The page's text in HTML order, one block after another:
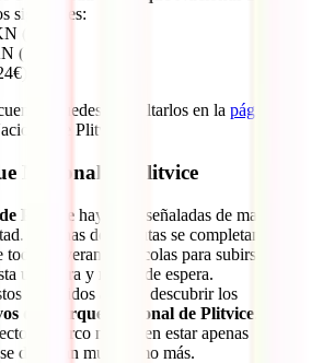
siguientes:
(7,5)
(15€)
puedes consultarlos en la página
de Plitvice.
Nacional de Plitvice
Plitvice hay rutas señaladas de mayor o
Algunas de las rutas se completan con
todo en verano, las colas para subirse a
una hora y media de espera.
recorridos a pie y descubrir los
del Parque Nacional de Plitvice
en barco no suelen estar apenas
disfrutan muchísimo más.